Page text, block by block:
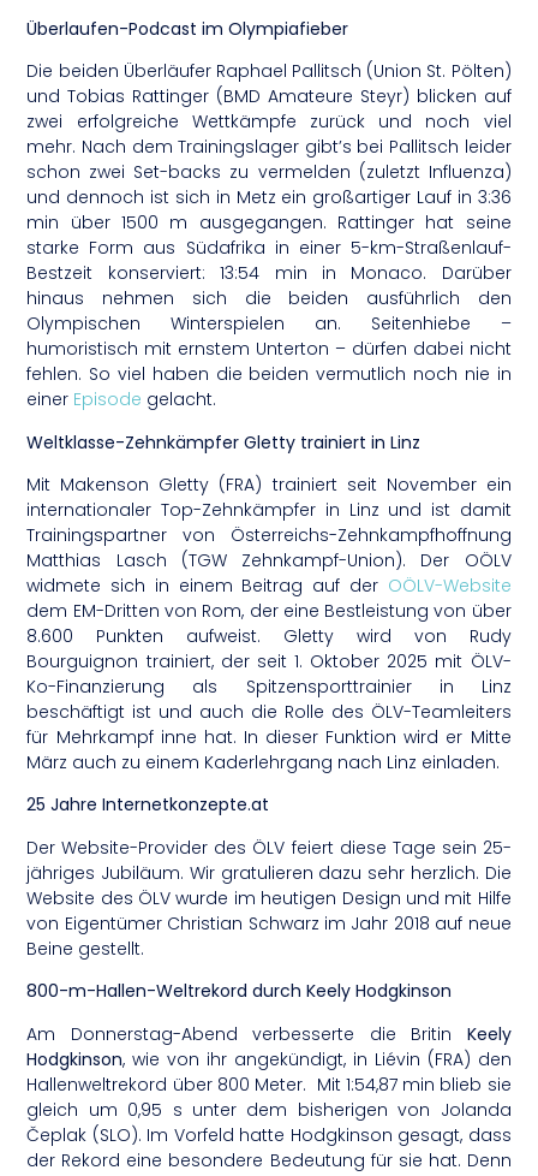
Überlaufen-Podcast im Olympiafieber
Die beiden Überläufer Raphael Pallitsch (Union St. Pölten)
und Tobias Rattinger (BMD Amateure Steyr) blicken auf
zwei erfolgreiche Wettkämpfe zurück und noch viel
mehr. Nach dem Trainingslager gibt’s bei Pallitsch leider
schon zwei Set-backs zu vermelden (zuletzt Influenza)
und dennoch ist sich in Metz ein großartiger Lauf in 3:36
min über 1500 m ausgegangen. Rattinger hat seine
starke Form aus Südafrika in einer 5-km-Straßenlauf-
Bestzeit konserviert: 13:54 min in Monaco. Darüber
hinaus nehmen sich die beiden ausführlich den
Olympischen Winterspielen an. Seitenhiebe –
humoristisch mit ernstem Unterton – dürfen dabei nicht
fehlen. So viel haben die beiden vermutlich noch nie in
einer Episode gelacht.
Weltklasse-Zehnkämpfer Gletty trainiert in Linz
Mit Makenson Gletty (FRA) trainiert seit November ein
internationaler Top-Zehnkämpfer in Linz und ist damit
Trainingspartner von Österreichs-Zehnkampfhoffnung
Matthias Lasch (TGW Zehnkampf-Union). Der OÖLV
widmete sich in einem Beitrag auf der OÖLV-Website
dem EM-Dritten von Rom, der eine Bestleistung von über
8.600 Punkten aufweist. Gletty wird von Rudy
Bourguignon trainiert, der seit 1. Oktober 2025 mit ÖLV-
Ko-Finanzierung als Spitzensporttrainier in Linz
beschäftigt ist und auch die Rolle des ÖLV-Teamleiters
für Mehrkampf inne hat. In dieser Funktion wird er Mitte
März auch zu einem Kaderlehrgang nach Linz einladen.
25 Jahre Internetkonzepte.at
Der Website-Provider des ÖLV feiert diese Tage sein 25-
jähriges Jubiläum. Wir gratulieren dazu sehr herzlich. Die
Website des ÖLV wurde im heutigen Design und mit Hilfe
von Eigentümer Christian Schwarz im Jahr 2018 auf neue
Beine gestellt.
800-m-Hallen-Weltrekord durch Keely Hodgkinson
Am Donnerstag-Abend verbesserte die Britin Keely
Hodgkinson, wie von ihr angekündigt, in Liévin (FRA) den
Hallenweltrekord über 800 Meter. Mit 1:54,87 min blieb sie
gleich um 0,95 s unter dem bisherigen von Jolanda
Čeplak (SLO). Im Vorfeld hatte Hodgkinson gesagt, dass
der Rekord eine besondere Bedeutung für sie hat. Denn